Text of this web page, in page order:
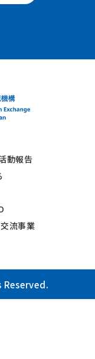
動報告
流事業